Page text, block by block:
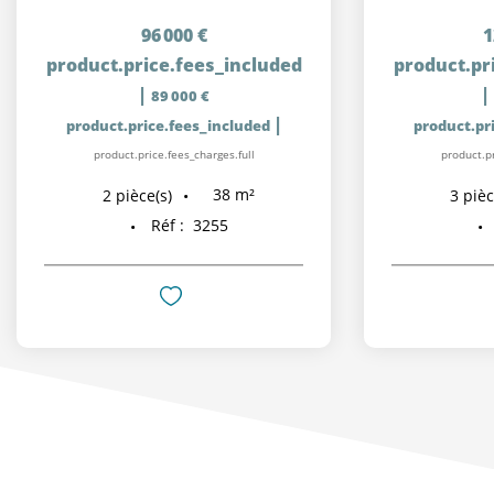
96 000 €
product.price.fees_included
| 89 000 €
product.price.fees_included |
product.price.fees_charges.full
2 pièce(s) 38 m²
Réf : 3255
|
3